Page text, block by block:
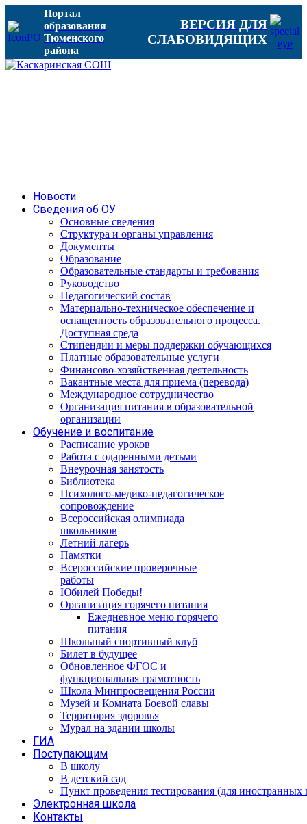
Портал
образования
Тюменского
района
ВЕРСИЯ ДЛЯ
СЛАБОВИДЯЩИХ
Новости
Сведения об ОУ
Основные сведения
Структура и органы управления
Документы
Образование
Образовательные стандарты и требования
Руководство
Педагогический состав
Материально-техническое обеспечение и
оснащенность образовательного процесса.
Доступная среда
Стипендии и меры поддержки обучающихся
Платные образовательные услуги
Финансово-хозяйственная деятельность
Вакантные места для приема (перевода)
Международное сотрудничество
Организация питания в образовательной
организации
Обучение и воспитание
Расписание уроков
Работа с одаренными детьми
Внеурочная занятость
Библиотека
Психолого-медико-педагогическое
сопровождение
Всероссийская олимпиада
школьников
Летний лагерь
Памятки
Всероссийские проверочные
работы
Юбилей Победы!
Организация горячего питания
Ежедневное меню горячего
питания
Школьный спортивный клуб
Билет в будущее
Обновленное ФГОС и
функциональная грамотность
Школа Минпросвещения России
Музей и Комната Боевой славы
Территория здоровья
Мурал на здании школы
ГИА
Поступающим
В школу
В детский сад
Пункт проведения тестирования (для иностранных
Электронная школа
Контакты